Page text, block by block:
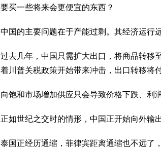
要买一些将来会更便宜的东西？
中国的主要问题在于产能过剩。其经济运行
过去几年，中国只需扩大出口，将商品转移
着川普关税政策开始带来冲击，出口转移将
向饱和市场增加供应只会导致价格下跌、利
正如世纪之交时的情形，中国正开始向外输
泰国正经历通缩，菲律宾距离通缩也不远了